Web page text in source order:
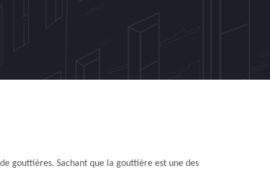
gouttières. Sachant que la gouttière est une des